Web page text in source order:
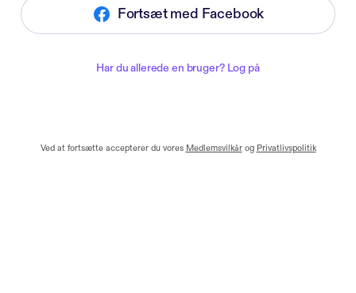
Fortsæt med Facebook
Har du allerede en bruger? Log på
Ved at fortsætte accepterer du vores Medlemsvilkår og Privatlivspolitik